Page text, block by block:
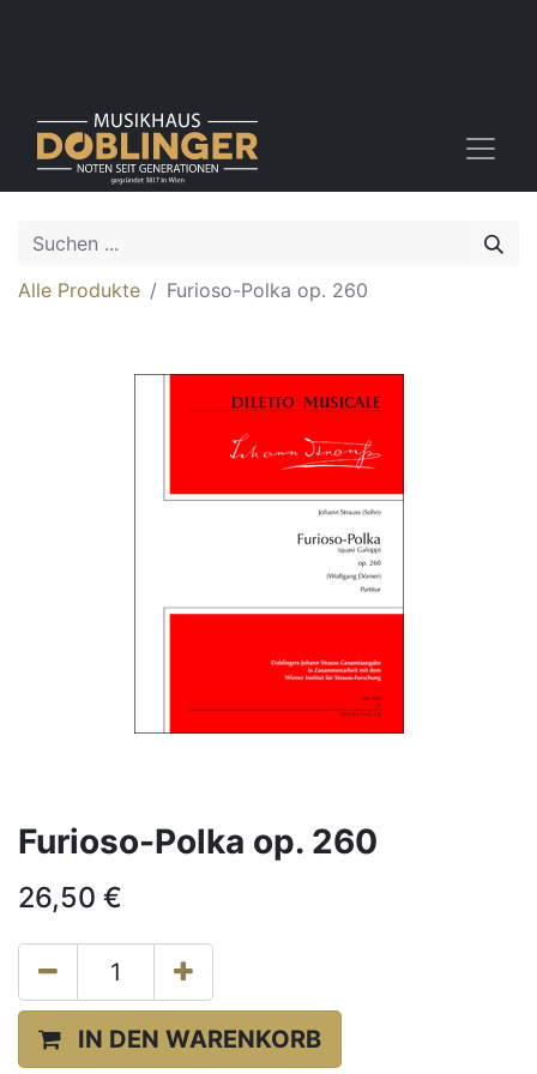
Alle Produkte Furioso-Polka op. 260
Furioso-Polka op. 260
26,50 €
IN DEN WARENKORB